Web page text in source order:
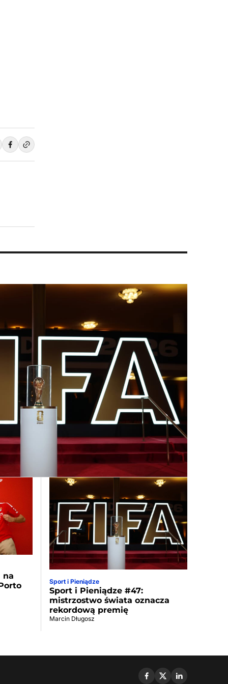
na
Sport i Pieniądze
Sport i Pieniądze #47:
mistrzostwo świata oznacza
rekordową premię
Marcin Długosz